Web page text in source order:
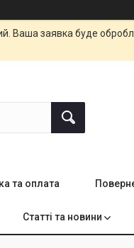
Ваша заявка буде
та оплата
Статті та новини